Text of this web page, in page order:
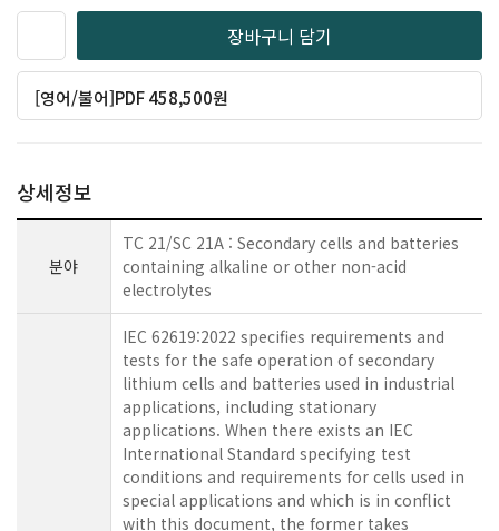
장바구니 담기
[영어/불어]PDF 458,500원
상세정보
분야
TC 21/SC 21A : Secondary cells and batteries
containing alkaline or other non-acid
electrolytes
IEC 62619:2022 specifies requirements and
tests for the safe operation of secondary
lithium cells and batteries used in industrial
applications, including stationary
applications. When there exists an IEC
International Standard specifying test
conditions and requirements for cells used in
special applications and which is in conflict
with this document, the former takes